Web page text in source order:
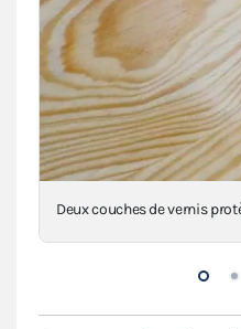
Deux couches de vernis